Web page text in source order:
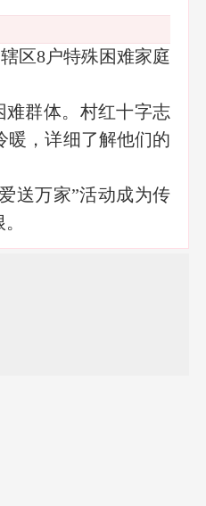
区8户特殊困难家庭
群体。村红十字志
暖，详细了解他们的
送万家”活动成为传